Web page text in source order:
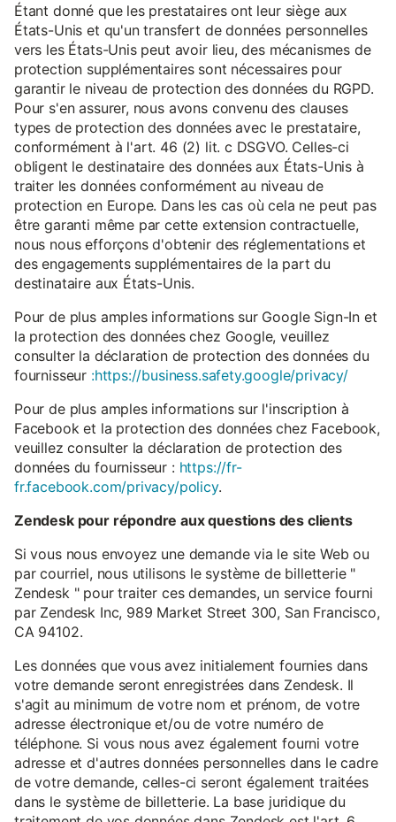
Étant donné que les prestataires ont leur siège aux
États-Unis et qu'un transfert de données personnelles
vers les États-Unis peut avoir lieu, des mécanismes de
protection supplémentaires sont nécessaires pour
garantir le niveau de protection des données du RGPD.
Pour s'en assurer, nous avons convenu des clauses
types de protection des données avec le prestataire,
conformément à l'art. 46 (2) lit. c DSGVO. Celles-ci
obligent le destinataire des données aux États-Unis à
traiter les données conformément au niveau de
protection en Europe. Dans les cas où cela ne peut pas
être garanti même par cette extension contractuelle,
nous nous efforçons d'obtenir des réglementations et
des engagements supplémentaires de la part du
destinataire aux États-Unis.
Pour de plus amples informations sur Google Sign-In et
la protection des données chez Google, veuillez
consulter la déclaration de protection des données du
fournisseur :https://business.safety.google/privacy/
Pour de plus amples informations sur l'inscription à
Facebook et la protection des données chez Facebook,
veuillez consulter la déclaration de protection des
données du fournisseur : https://fr-
fr.facebook.com/privacy/policy.
Zendesk pour répondre aux questions des clients
Si vous nous envoyez une demande via le site Web ou
par courriel, nous utilisons le système de billetterie "
Zendesk " pour traiter ces demandes, un service fourni
par Zendesk Inc, 989 Market Street 300, San Francisco,
CA 94102.
Les données que vous avez initialement fournies dans
votre demande seront enregistrées dans Zendesk. Il
s'agit au minimum de votre nom et prénom, de votre
adresse électronique et/ou de votre numéro de
téléphone. Si vous nous avez également fourni votre
adresse et d'autres données personnelles dans le cadre
de votre demande, celles-ci seront également traitées
dans le système de billetterie. La base juridique du